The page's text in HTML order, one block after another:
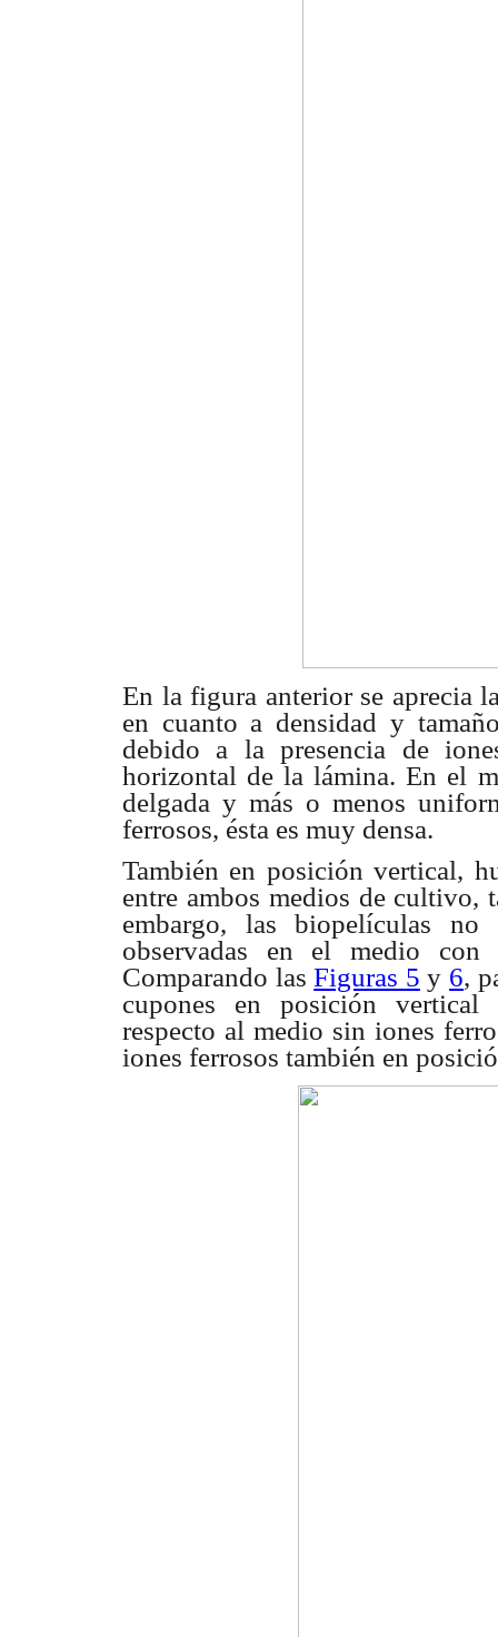
En la figura anterior se aprecia
en cuanto a densidad y
debido a la presencia de
horizontal de la lámina. En el
delgada y más o menos
ferrosos, ésta es muy densa.
También en posición vertical,
entre ambos medios de cultivo,
embargo, las biopelículas
observadas en el medio con
Comparando lasFiguras 5 y 6,
cupones en posición vertical
respecto al medio sin iones
iones ferrosos también en